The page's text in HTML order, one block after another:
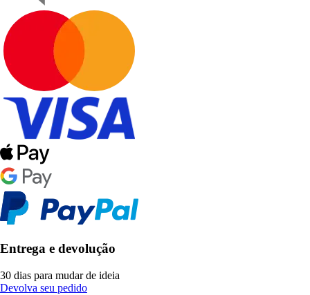
Entrega e devolução
30 dias para mudar de ideia
Devolva seu pedido